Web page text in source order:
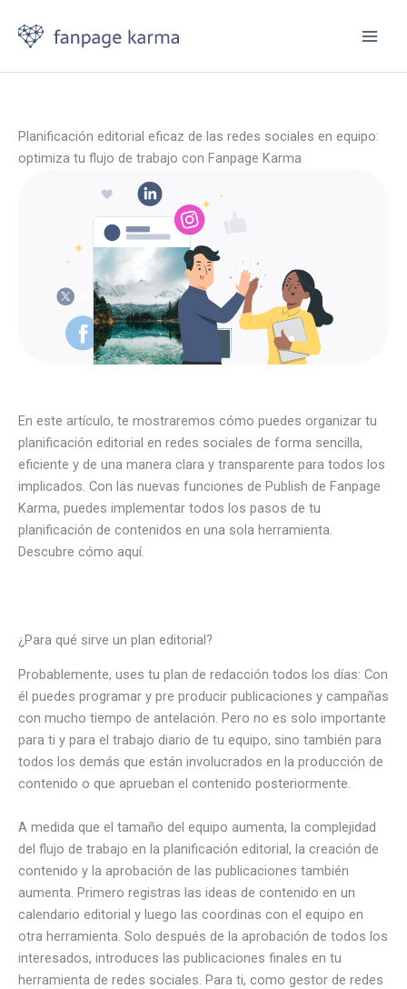
contenido
Planificación editorial eficaz de las redes sociales en equipo:
optimiza tu flujo de trabajo con Fanpage Karma
En este artículo, te mostraremos cómo puedes organizar tu
planificación editorial en redes sociales de forma sencilla,
eficiente y de una manera clara y transparente para todos los
implicados. Con las nuevas funciones de Publish de Fanpage
Karma, puedes implementar todos los pasos de tu
planificación de contenidos en una sola herramienta.
Descubre cómo aquí.
¿Para qué sirve un plan editorial?
Probablemente, uses tu plan de redacción todos los días: Con
él puedes programar y pre producir publicaciones y campañas
con mucho tiempo de antelación. Pero no es solo importante
para ti y para el trabajo diario de tu equipo, sino también para
todos los demás que están involucrados en la producción de
contenido o que aprueban el contenido posteriormente.
A medida que el tamaño del equipo aumenta, la complejidad
del flujo de trabajo en la planificación editorial, la creación de
contenido y la aprobación de las publicaciones también
aumenta. Primero registras las ideas de contenido en un
calendario editorial y luego las coordinas con el equipo en
otra herramienta. Solo después de la aprobación de todos los
interesados, introduces las publicaciones finales en tu
herramienta de redes sociales. Para ti, como gestor de redes